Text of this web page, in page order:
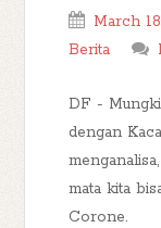
March
Berita
DF -
dengan
mata kita
Corone.